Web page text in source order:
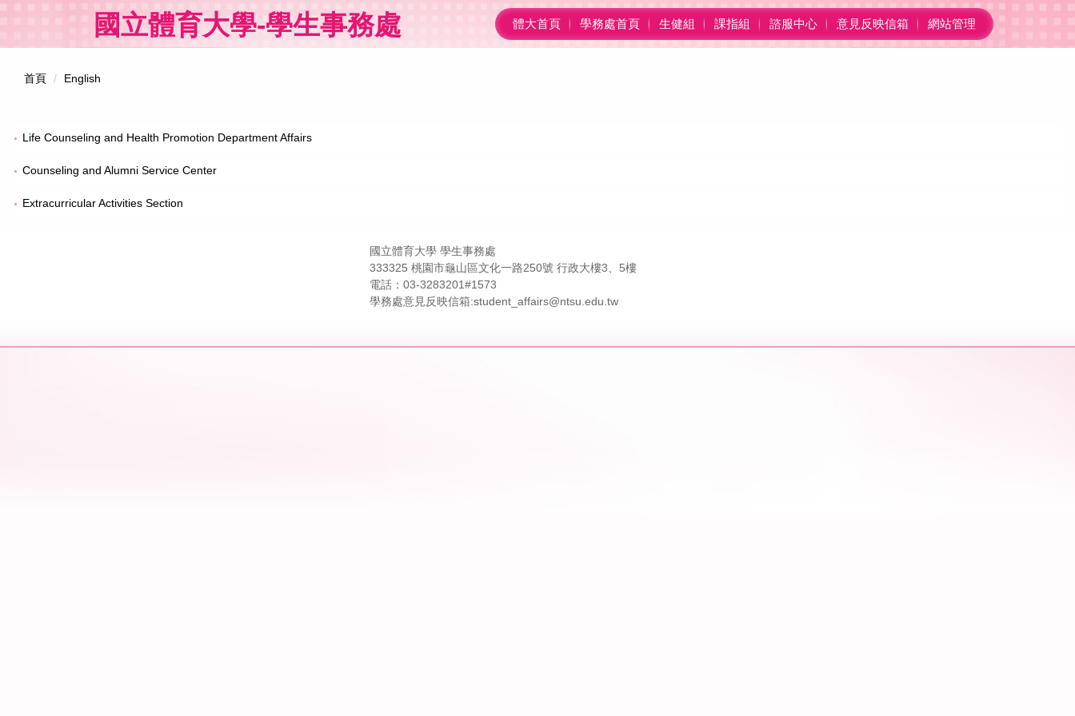
國立體育大學-學生事務處 體大首頁 學務處首頁 生健組 課指組 諮服中心 意見反映信箱 網站管理
首頁 English
Life Counseling and Health Promotion Department Affairs
Counseling and Alumni Service Center
Extracurricular Activities Section
國立體育大學 學生事務處
333325 桃園市龜山區文化一路250號 行政大樓3、5樓
電話：03-3283201#1573
學務處意見反映信箱:student_affairs@ntsu.edu.tw